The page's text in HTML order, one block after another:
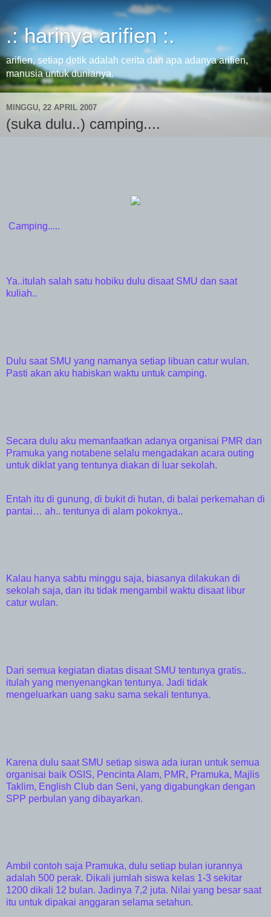
.: harinya arifien :.
arifien, setiap detik adalah cerita dan apa adanya arifien,
manusia untuk dunianya.
MINGGU, 22 APRIL 2007
(suka dulu..) camping....
Camping.....
Ya..itulah salah satu hobiku dulu disaat SMU dan saat
kuliah..
Dulu saat SMU yang namanya setiap libuan catur wulan.
Pasti akan aku habiskan waktu untuk camping.
Secara dulu aku memanfaatkan adanya organisai PMR dan
Pramuka yang notabene selalu mengadakan acara outing
untuk diklat yang tentunya diakan di luar sekolah.
Entah itu di gunung, di bukit di hutan, di balai perkemahan di
pantai… ah.. tentunya di alam pokoknya..
Kalau hanya sabtu minggu saja, biasanya dilakukan di
sekolah saja, dan itu tidak mengambil waktu disaat libur
catur wulan.
Dari semua kegiatan diatas disaat SMU tentunya gratis..
itulah yang menyenangkan tentunya. Jadi tidak
mengeluarkan uang saku sama sekali tentunya.
Karena dulu saat SMU setiap siswa ada iuran untuk semua
organisai baik OSIS, Pencinta Alam, PMR, Pramuka, Majlis
Taklim, English Club dan Seni, yang digabungkan dengan
SPP perbulan yang dibayarkan.
Ambil contoh saja Pramuka, dulu setiap bulan iurannya
adalah 500 perak. Dikali jumlah siswa kelas 1-3 sekitar
1200 dikali 12 bulan. Jadinya 7,2 juta. Nilai yang besar saat
itu untuk dipakai anggaran selama setahun.